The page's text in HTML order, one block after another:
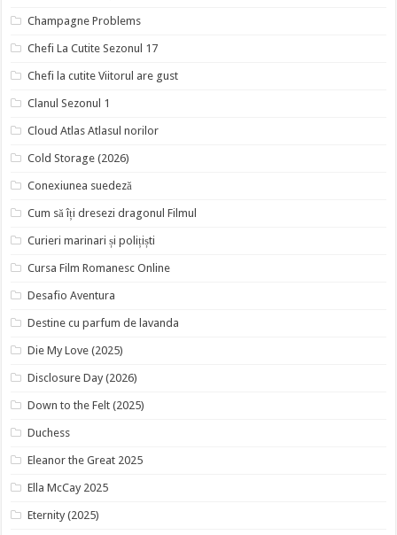
Champagne Problems
Chefi La Cutite Sezonul 17
Chefi la cutite Viitorul are gust
Clanul Sezonul 1
Cloud Atlas Atlasul norilor
Cold Storage (2026)
Conexiunea suedeză
Cum să îți dresezi dragonul Filmul
Curieri marinari și polițiști
Cursa Film Romanesc Online
Desafio Aventura
Destine cu parfum de lavanda
Die My Love (2025)
Disclosure Day (2026)
Down to the Felt (2025)
Duchess
Eleanor the Great 2025
Ella McCay 2025
Eternity (2025)